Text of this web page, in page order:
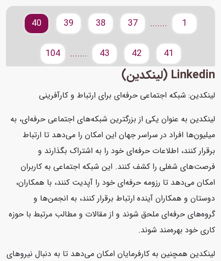
.......
37
38
39
40
41
42
43
.......
104
Linkedin (لینکدین)
لینکدین: شبکه اجتماعی حرفه‌ای برای ارتباط و کارآفرینی
لینکدین به عنوان یکی از بزرگترین شبکه‌های اجتماعی حرفه‌ای، به
میلیون‌ها افراد در سراسر جهان این امکان را می‌دهد تا ارتباط
برقرار کنند، اطلاعات حرفه‌ای خود را به اشتراک بگذارند و
فرصت‌های شغلی را کشف کنند. این شبکه اجتماعی به کاربران
امکان می‌دهد تا رزومه حرفه‌ای خود را آپدیت کنند، با همکاران،
دوستان و همکاران آینده ارتباط برقرار کنند، به انجمن‌ها و
گروه‌های حرفه‌ای ملحق شوند و از مقالات و مطالب مرتبط با حوزه
کاری خود بهره‌مند شوند.
لینکدین همچنین به کارفرمایان امکان می‌دهد تا به دنبال نیروهای